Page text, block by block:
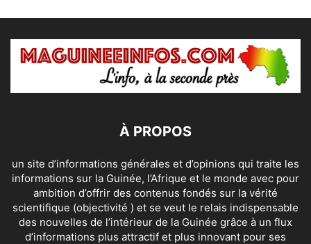
À PROPOS
un site d’informations générales et d’opinions qui traite les
informations sur la Guinée, l’Afrique et le monde avec pour
ambition d’offrir des contenus fondés sur la vérité
scientifique (objectivité ) et se veut le relais indispensable
des nouvelles de l’intérieur de la Guinée grâce à un flux
d’informations plus attractif et plus innovant pour ses